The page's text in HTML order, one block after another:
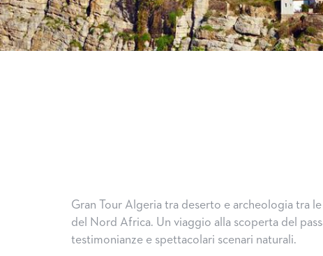
Gran Tour Algeria tra deserto e archeologia tra
del Nord Africa. Un viaggio alla scoperta del
testimonianze e spettacolari scenari naturali.